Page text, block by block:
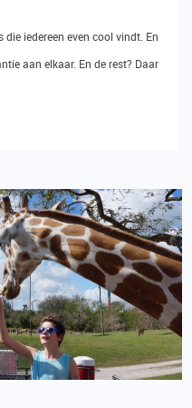
iedereen even cool vindt. En
aan elkaar. En de rest? Daar